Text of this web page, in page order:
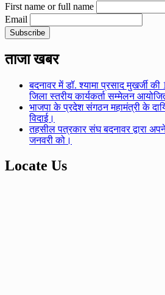
First name or full name
Email
ताजा खबर
बदनावर में डॉ. श्यामा प्रसाद मुखर्जी
जिला स्तरीय कार्यकर्ता सम्मेलन
भाजपा के प्रदेश संगठन महामंत्री के
विदाई।
तहसील पत्रकार संघ बदनावर द्वारा
जनवरी को।
Locate Us